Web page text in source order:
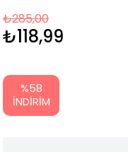
₺285,00
₺118,99
%58
İNDIRIM